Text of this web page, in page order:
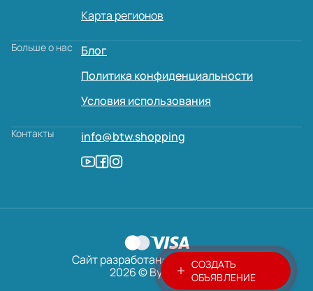
СОЗДАТЬ
ОБЪЯВЛЕНИЕ
Карта регионов
Больше о нас
Блог
Политика конфиденциальности
Условия использования
Контакты info@btw.shopping
2026 © ByTheWay
Сайт разработан: AVADA MEDIA